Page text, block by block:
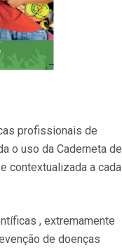
profissionais de
o uso da Caderneta de
contextualizada a cada
, extremamente
de doenças